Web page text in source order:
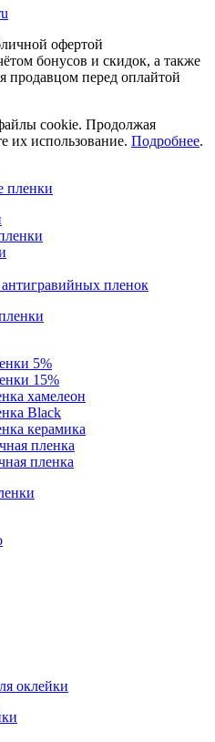
офертой
бонусов и скидок, а также
продавцом перед оплайтой
cookie. Продолжая
их использование. Подробнее.
пленок
5%
15%
хамелеон
Black
керамика
пленка
пленка